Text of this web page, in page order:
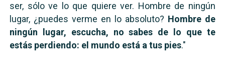
ser, sólo ve lo que quiere ver. Hombre de ningún
lugar, ¿puedes verme en lo absoluto? Hombre de
ningún lugar, escucha, no sabes de lo que te
estás perdiendo: el mundo está a tus pies."